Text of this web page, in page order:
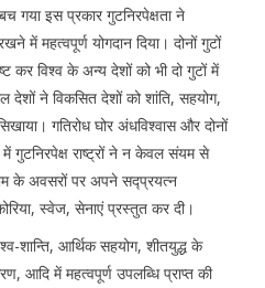
इस प्रकार गुटनिरपेक्षता ने
में महत्वपूर्ण योगदान दिया। दोनों गुटों
कर विश्व के अन्य देशों को भी दो गुटों में
देशों ने विकसित देशों को शांति, सहयोग,
गतिरोध घोर अंधविश्वास और दोनों
गुटनिरपेक्ष राष्ट्रों ने न केवल संयम से
के अवसरों पर अपने सद्प्रयत्न
स्वेज, सेनाएं प्रस्तुत कर दी।
शान्ति, आर्थिक सहयोग, शीतयुद्ध के
आदि में महत्वपूर्ण उपलब्धि प्राप्त की